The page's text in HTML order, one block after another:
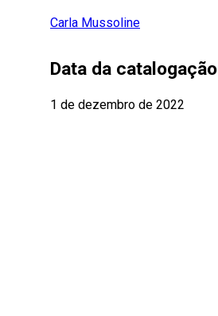
Carla Mussoline
Data da catalogação
1 de dezembro de 2022